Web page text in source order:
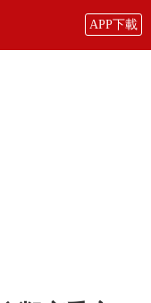
APP下載